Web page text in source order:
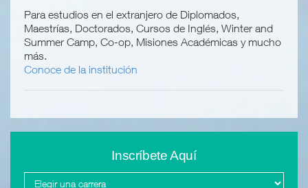
Para estudios en el extranjero de Diplomados,
Maestrías, Doctorados, Cursos de Inglés, Winter and
Summer Camp, Co-op, Misiones Académicas y mucho
más.
Conoce de la institución
Inscríbete Aquí